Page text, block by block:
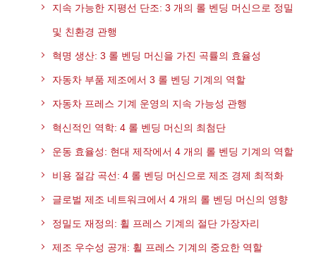
지속 가능한 지평선 단조: 3 개의 롤 벤딩 머신으로 정밀
및 친환경 관행
혁명 생산: 3 롤 벤딩 머신을 가진 곡률의 효율성
자동차 부품 제조에서 3 롤 벤딩 기계의 역할
자동차 프레스 기계 운영의 지속 가능성 관행
혁신적인 역학: 4 롤 벤딩 머신의 최첨단
운동 효율성: 현대 제작에서 4 개의 롤 벤딩 기계의 역할
비용 절감 곡선: 4 롤 벤딩 머신으로 제조 경제 최적화
글로벌 제조 네트워크에서 4 개의 롤 벤딩 머신의 영향
정밀도 재정의: 휠 프레스 기계의 절단 가장자리
제조 우수성 공개: 휠 프레스 기계의 중요한 역할